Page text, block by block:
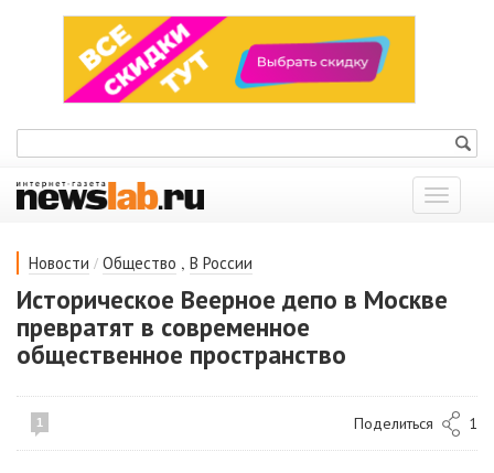
Показать
меню
Новости / Общество , В России
Историческое Веерное депо в Москве
превратят в современное
общественное пространство
1 Поделиться 1